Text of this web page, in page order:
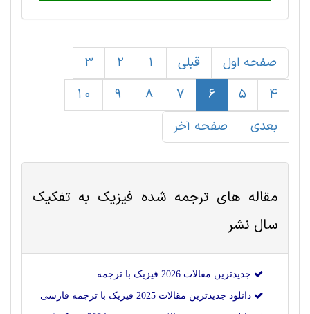
صفحه اول قبلی 1
2
3
4
5
6
7
8
9
10
بعدی
صفحه آخر
مقاله های ترجمه شده فیزیک به تفکیک
سال نشر
جدیدترین مقالات 2026 فیزیک با ترجمه
دانلود جدیدترین مقالات 2025 فیزیک با ترجمه فارسی